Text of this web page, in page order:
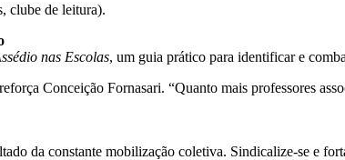
clube de leitura).
nas Escolas, um guia prático para identificar e
Conceição Fornasari. “Quanto mais professores
da constante mobilização coletiva. Sindicalize-se e